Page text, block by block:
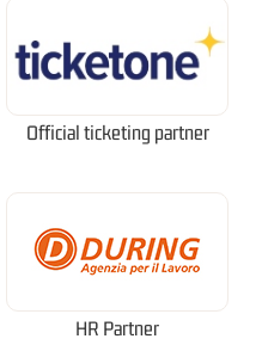
Official ticketing partner
HR Partner